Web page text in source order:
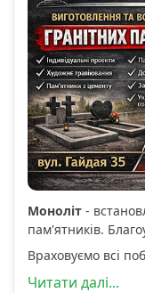
Моноліт -
пам'ятників.
Враховуємо всі
Читати далі...